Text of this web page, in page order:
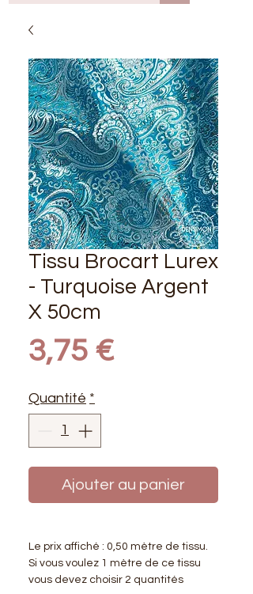
Tissu Brocart Lurex
- Turquoise Argent
X 50cm
3,75 €Prix
Quantité *
Ajouter au panier
Le prix affiché : 0,50 mètre de tissu.
Si vous voulez 1 mètre de ce tissu
vous devez choisir 2 quantités